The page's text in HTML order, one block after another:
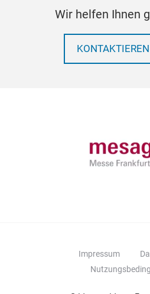
Wir helfen Ihnen
Impressum